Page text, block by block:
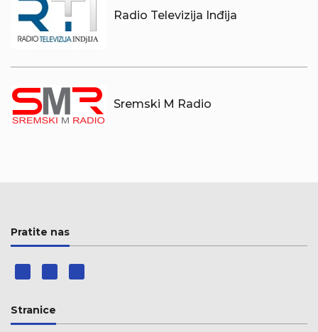
Radio Televizija Inđija
Sremski M Radio
Pratite nas
Stranice